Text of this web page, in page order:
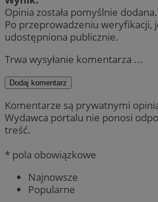
Opinia została pomyślnie dodana.
Po przeprowadzeniu weryfikacji,
udostępniona publicznie.
Trwa wysyłanie komentarza ...
Dodaj komentarz
Komentarze są prywatnymi
Wydawca portalu nie ponosi
treść.
* pola obowiązkowe
Najnowsze
Popularne